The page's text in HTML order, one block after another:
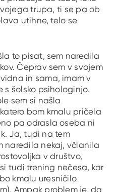
trupa, ti se pa ob
utihne, telo se
to pisat, sem naredila
Čeprav sem v svojem
in sama, imam v
s šolsko psihologinjo.
sem si našla
bom kmalu pričela
pa odrasla oseba ni
Ja, tudi na tem
naredila nekaj, včlanila
v društvo,
tudi trening nečesa, kar
kmalu uresničilo
Ampak problem je, da